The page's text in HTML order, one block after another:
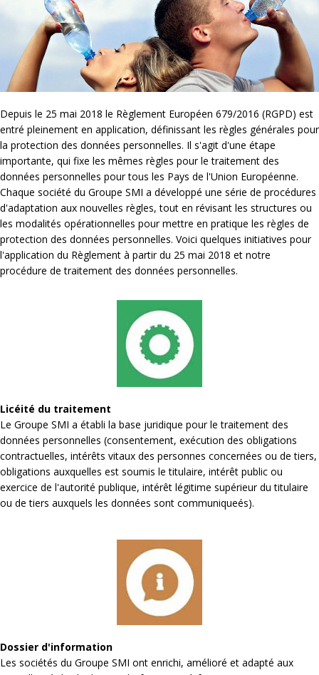
Depuis le 25 mai 2018 le Règlement Européen 679/2016 (RGPD) est
entré pleinement en application, définissant les règles générales pour
la protection des données personnelles. Il s'agit d'une étape
importante, qui fixe les mêmes règles pour le traitement des
données personnelles pour tous les Pays de l'Union Européenne.
Chaque société du Groupe SMI a développé une série de procédures
d'adaptation aux nouvelles règles, tout en révisant les structures ou
les modalités opérationnelles pour mettre en pratique les règles de
protection des données personnelles. Voici quelques initiatives pour
l'application du Règlement à partir du 25 mai 2018 et notre
procédure de traitement des données personnelles.
Licéité du traitement
Le Groupe SMI a établi la base juridique pour le traitement des
données personnelles (consentement, exécution des obligations
contractuelles, intérêts vitaux des personnes concernées ou de tiers,
obligations auxquelles est soumis le titulaire, intérêt public ou
exercice de l'autorité publique, intérêt légitime supérieur du titulaire
ou de tiers auxquels les données sont communiqueés).
Dossier d'information
Les sociétés du Groupe SMI ont enrichi, amélioré et adapté aux